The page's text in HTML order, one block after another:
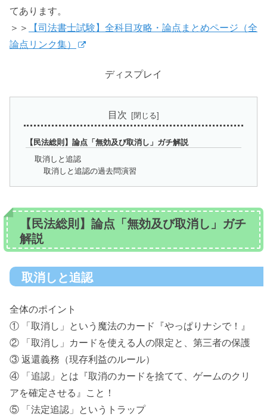
てあります。
＞＞
【司法書士試験】全科目攻略・論点まとめページ（全
論点リンク集）
ディスプレイ
目次
【民法総則】論点「無効及び取消し」ガチ解説
取消しと追認
取消しと追認の過去問演習
【民法総則】論点「無効及び取消し」ガチ
解説
取消しと追認
全体のポイント
① 「取消し」という魔法のカード『やっぱりナシで！』
② 「取消し」カードを使える人の限定と、第三者の保護
③ 返還義務（現存利益のルール）
④ 「追認」とは『取消のカードを捨てて、ゲームのクリ
アを確定させる』こと！
⑤ 「法定追認」というトラップ